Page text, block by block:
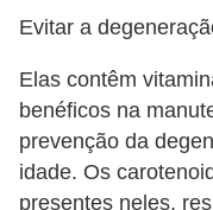
Evitar a
Elas contêm
benéficos na
prevenção da
idade. Os
presentes neles,